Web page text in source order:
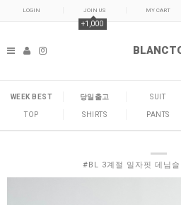
LOGIN JOIN US
+1,000
MY CART
WEEK BEST 당일출고 SUIT
TOP SHIRTS PANTS
#BL 3계절 일자핏 데님슬